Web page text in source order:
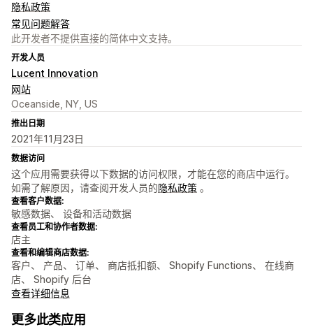
隐私政策
常见问题解答
此开发者不提供直接的简体中文支持。
开发人员
Lucent Innovation
网站
Oceanside, NY, US
推出日期
2021年11月23日
数据访问
这个应用需要获得以下数据的访问权限，才能在您的商店中运行。
如需了解原因，请查阅开发人员的隐私政策 。
查看客户数据:
敏感数据、 设备和活动数据
查看员工和协作者数据:
店主
查看和编辑商店数据:
客户、 产品、 订单、 商店抵扣额、 Shopify Functions、 在线商
店、 Shopify 后台
查看详细信息
更多此类应用